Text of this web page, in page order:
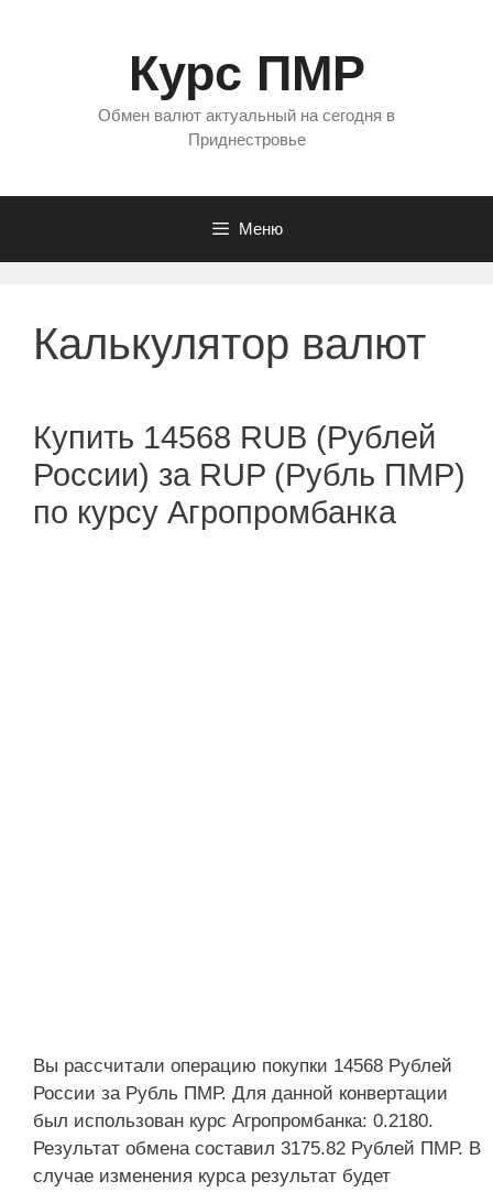
Курс ПМР
Обмен валют актуальный на сегодня в
Приднестровье
Меню
Калькулятор валют
Купить 14568 RUB (Рублей
России) за RUP (Рубль ПМР)
по курсу Агропромбанка
Вы рассчитали операцию покупки 14568 Рублей
России за Рубль ПМР. Для данной конвертации
был использован курс Агропромбанка: 0.2180.
Результат обмена составил 3175.82 Рублей ПМР. В
случае изменения курса результат будет